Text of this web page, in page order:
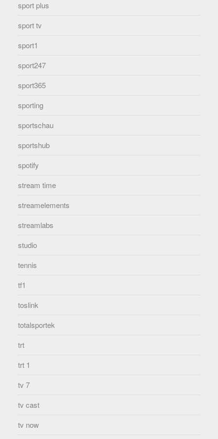
sport plus
sport tv
sport1
sport247
sport365
sporting
sportschau
sportshub
spotify
stream time
streamelements
streamlabs
studio
tennis
tf1
toslink
totalsportek
trt
trt 1
tv 7
tv cast
tv now